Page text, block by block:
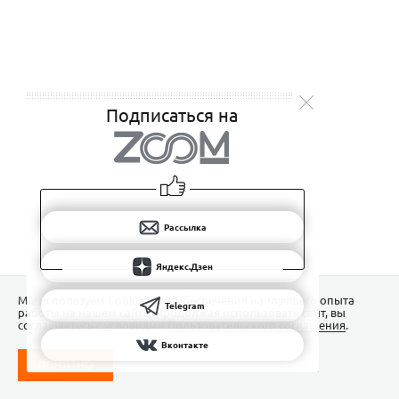
Подписаться на
Рассылка
Яндекс.Дзен
Telegram
Вконтакте
Мы используем Сookies для обеспечения наилучшего опыта
работы на нашем сайте. Продолжая использовать сайт, вы
соглашаетесь с условиямиПользовательского соглашения.
ПОНЯТНО